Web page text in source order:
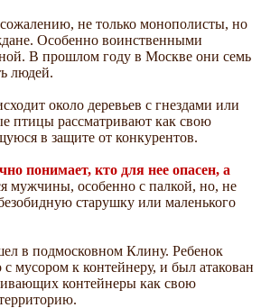
не только монополисты, но
Особенно воинственными
В прошлом году в Москве они семь
людей.
около деревьев с гнездами или
птицы рассматривают как свою
в защите от конкурентов.
понимает, кто для нее опасен, а
мужчины, особенно с палкой, но, не
старушку или маленького
в подмосковном Клину. Ребенок
мусором к контейнеру, и был атакован
контейнеры как свою